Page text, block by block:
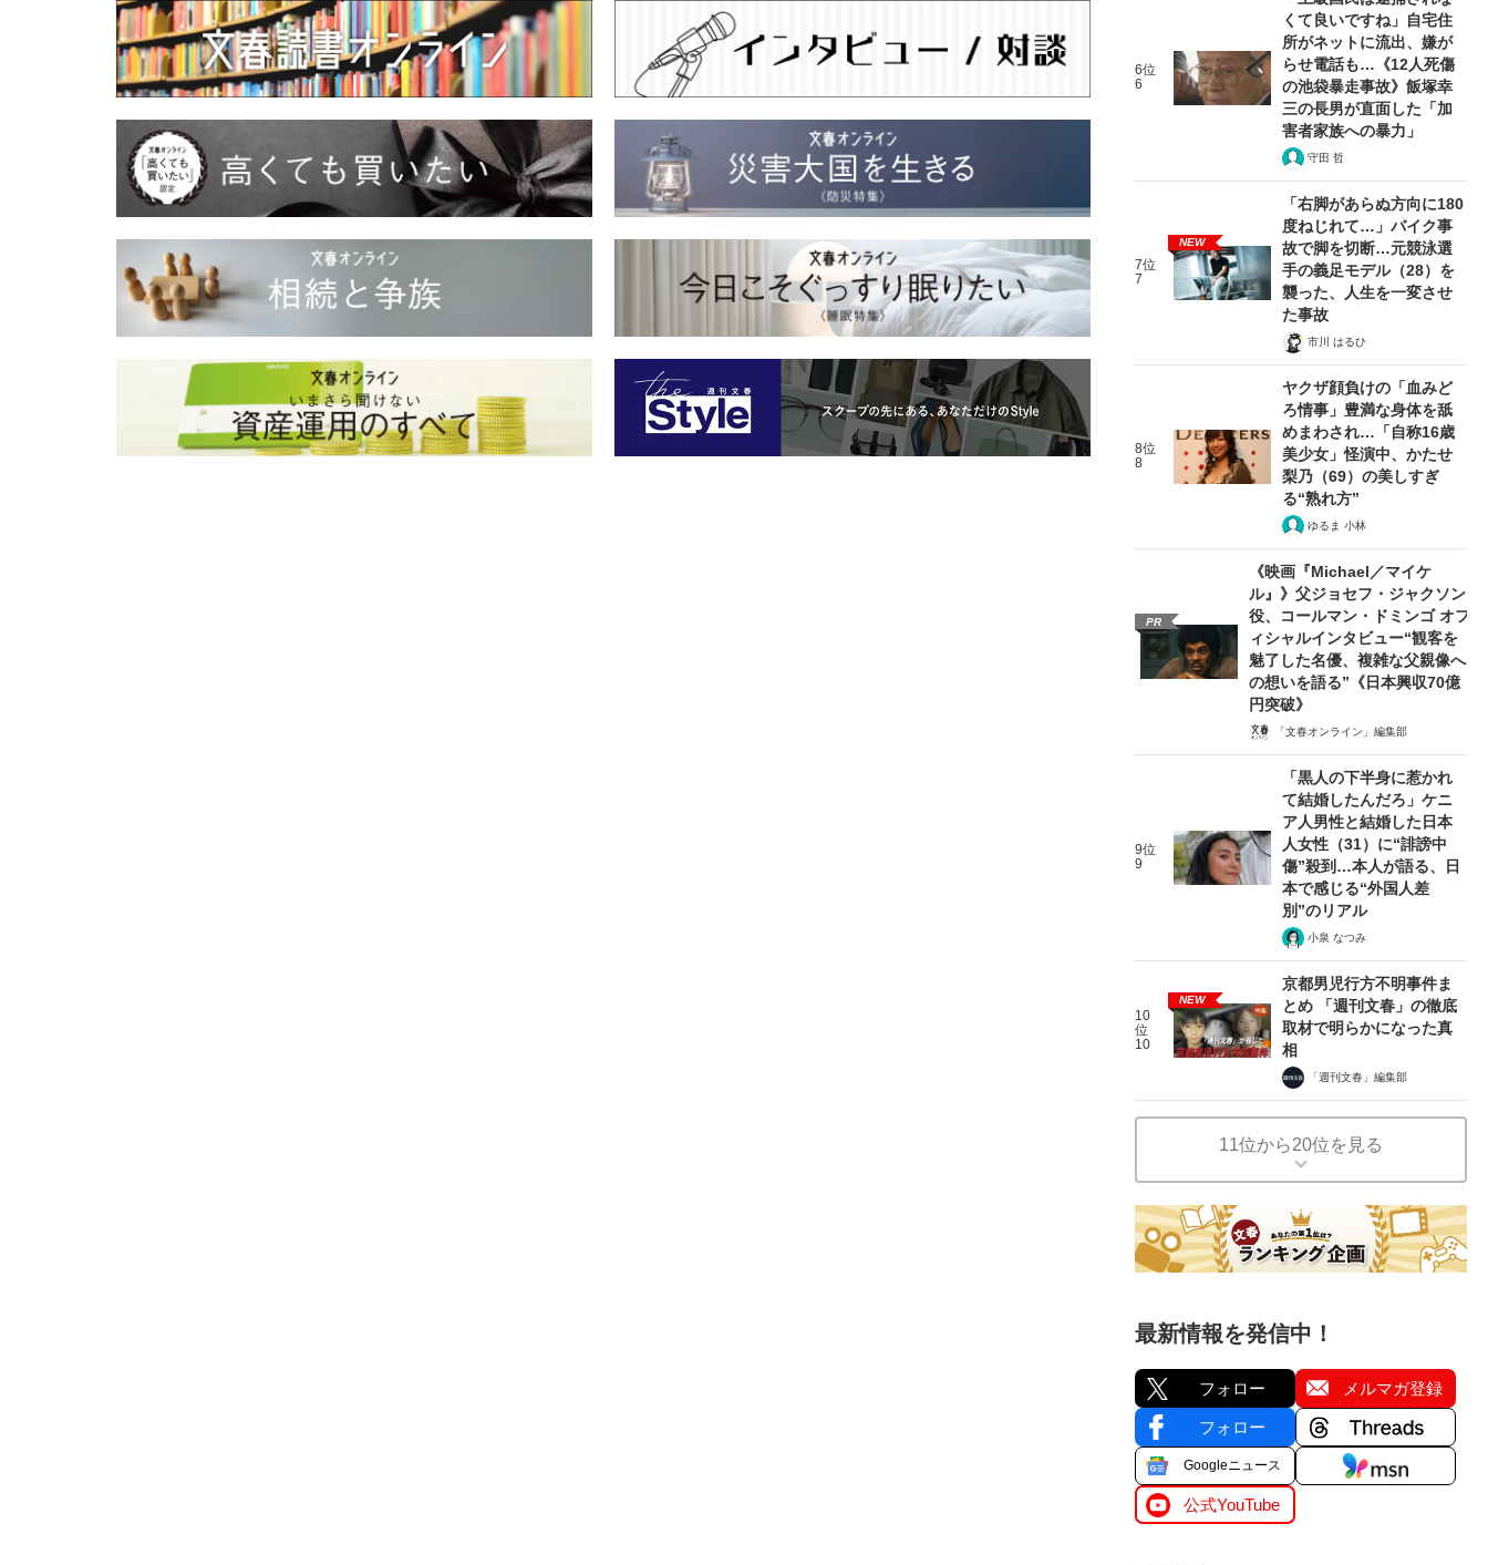
《VIVANT》頼れる相棒・ドラムが認めた“照ノ富士に激怒され... 《BTS厳戒トーキョー滞在記》RM→渋谷で飲み会、JIN→伊豆の...
6位
6
くて良いですね」自宅住
所がネットに流出、嫌が
らせ電話も…《12人死傷
の池袋暴走事故》飯塚幸
三の長男が直面した「加
害者家族への暴力」
守田 哲
7位
7
NEW
「右脚があらぬ方向に180
度ねじれて…」バイク事
故で脚を切断…元競泳選
手の義足モデル（28）を
襲った、人生を一変させ
た事故
市川 はるひ
8位
8
ヤクザ顔負けの「血みど
ろ情事」豊満な身体を舐
めまわされ…「自称16歳
美少女」怪演中、かたせ
梨乃（69）の美しすぎ
る“熟れ方”
ゆるま 小林
PR
《映画『Michael／マイケ
ル』》父ジョセフ・ジャクソン
役、コールマン・ドミンゴ オフ
ィシャルインタビュー“観客を
魅了した名優、複雑な父親像へ
の想いを語る”《日本興収70億
円突破》
「文春オンライン」編集部
9位
9
「黒人の下半身に惹かれ
て結婚したんだろ」ケニ
ア人男性と結婚した日本
人女性（31）に“誹謗中
傷”殺到…本人が語る、日
本で感じる“外国人差
別”のリアル
小泉 なつみ
10
位
10
NEW
京都男児行方不明事件ま
とめ 「週刊文春」の徹底
取材で明らかになった真
相
「週刊文春」編集部
11位から20位を見る
最新情報を発信中！
フォロー メルマガ登録
フォロー
Googleニュース
公式YouTube